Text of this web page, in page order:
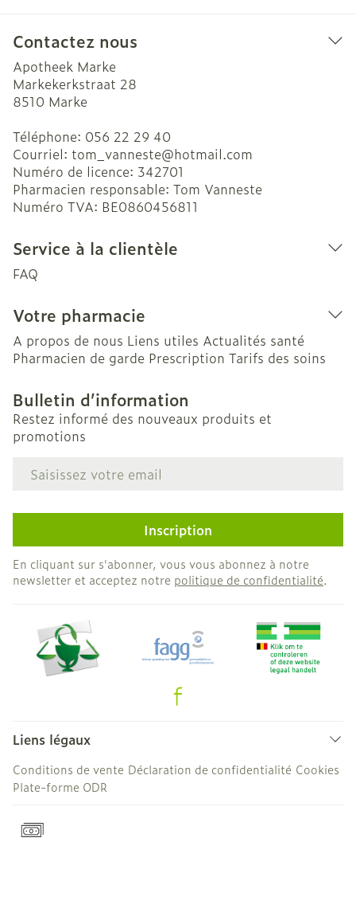
Contactez nous
Apotheek Marke
Markekerkstraat 28
8510 Marke
Téléphone: 056 22 29 40
Courriel: tom_vanneste@hotmail.com
Numéro de licence: 342701
Pharmacien responsable: Tom Vanneste
Numéro TVA: BE0860456811
Service à la clientèle
FAQ
Votre pharmacie
A propos de nous Liens utiles Actualités santé
Pharmacien de garde Prescription Tarifs des soins
Bulletin d’information
Restez informé des nouveaux produits et
promotions
Adresse mail
Inscription
En cliquant sur s'abonner, vous vous abonnez à notre
newsletter et acceptez notre politique de confidentialité.
Liens légaux
Conditions de vente Déclaration de confidentialité Cookies
Plate-forme ODR